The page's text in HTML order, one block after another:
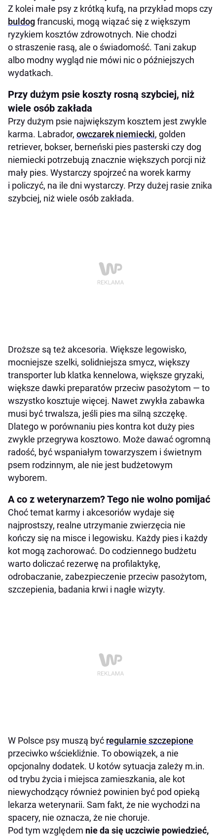
Z kolei małe psy z krótką kufą, na przykład mops czy
buldogfrancuski, mogą wiązać się z większym
ryzykiem kosztów zdrowotnych. Nie chodzi
o straszenie rasą, ale o świadomość. Tani zakup
albo modny wygląd nie mówi nic o późniejszych
wydatkach.
Przy dużym psie koszty rosną szybciej, niż
wiele osób zakłada
Przy dużym psie największym kosztem jest zwykle
karma. Labrador, owczarek niemiecki, golden
retriever, bokser, berneński pies pasterski czy dog
niemiecki potrzebują znacznie większych porcji niż
mały pies. Wystarczy spojrzeć na worek karmy
i policzyć, na ile dni wystarczy. Przy dużej rasie znika
szybciej, niż wiele osób zakłada.
Droższe są też akcesoria. Większe legowisko,
mocniejsze szelki, solidniejsza smycz, większy
transporter lub klatka kennelowa, większe gryzaki,
większe dawki preparatów przeciw pasożytom — to
wszystko kosztuje więcej. Nawet zwykła zabawka
musi być trwalsza, jeśli pies ma silną szczękę.
Dlatego w porównaniu pies kontra kot duży pies
zwykle przegrywa kosztowo. Może dawać ogromną
radość, być wspaniałym towarzyszem i świetnym
psem rodzinnym, ale nie jest budżetowym
wyborem.
A co z weterynarzem? Tego nie wolno pomijać
Choć temat karmy i akcesoriów wydaje się
najprostszy, realne utrzymanie zwierzęcia nie
kończy się na misce i legowisku. Każdy pies i każdy
kot mogą zachorować. Do codziennego budżetu
warto doliczać rezerwę na profilaktykę,
odrobaczanie, zabezpieczenie przeciw pasożytom,
szczepienia, badania krwi i nagłe wizyty.
W Polsce psy muszą być regularnie szczepione
przeciwko wściekliźnie. To obowiązek, a nie
opcjonalny dodatek. U kotów sytuacja zależy m.in.
od trybu życia i miejsca zamieszkania, ale kot
niewychodzący również powinien być pod opieką
lekarza weterynarii. Sam fakt, że nie wychodzi na
spacery, nie oznacza, że nie choruje.
Pod tym względem nie da się uczciwie powiedzieć,